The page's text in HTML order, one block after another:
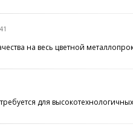
на весь цветной
для